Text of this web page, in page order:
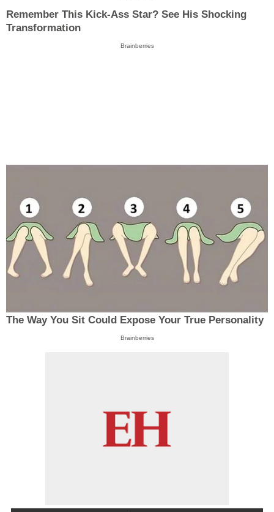
Remember This Kick-Ass Star? See His Shocking
Transformation
Brainberries
The Way You Sit Could Expose Your True Personality
Brainberries